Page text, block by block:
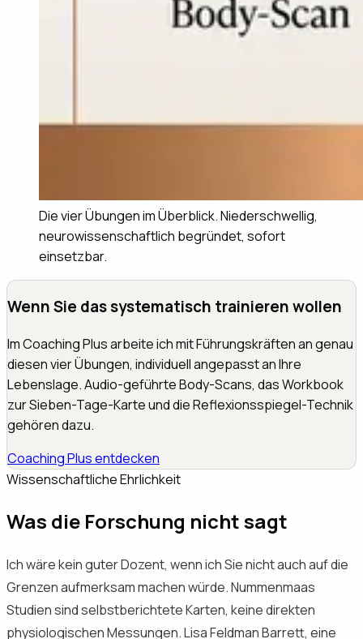
Die vier Übungen im Überblick. Niederschwellig,
neurowissenschaftlich begründet, sofort
einsetzbar.
Wenn Sie das systematisch trainieren wollen
Im Coaching Plus arbeite ich mit Führungskräften an genau
diesen vier Übungen, individuell angepasst an Ihre
Lebenslage. Audio-geführte Body-Scans, das Workbook
zur Sieben-Tage-Karte und die Reflexionsspiegel-Technik
gehören dazu.
Coaching Plus entdecken
Wissenschaftliche Ehrlichkeit
Was die Forschung nicht sagt
Ich wäre kein guter Dozent, wenn ich Sie nicht auch auf die
Grenzen aufmerksam machen würde. Nummenmaas
Studien sind selbstberichtete Karten, keine direkten
physiologischen Messungen. Lisa Feldman Barrett, eine